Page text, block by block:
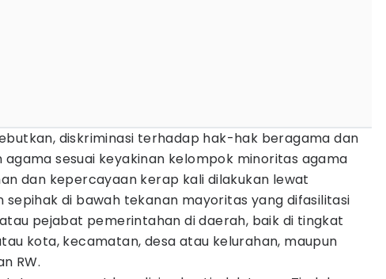
diskriminasi terhadap hak-hak beragama dan
agama sesuai keyakinan kelompok minoritas agama
dan kepercayaan kerap kali dilakukan lewat
sepihak di bawah tekanan mayoritas yang difasilitasi
pejabat pemerintahan di daerah, baik di tingkat
kota, kecamatan, desa atau kelurahan, maupun
RW.